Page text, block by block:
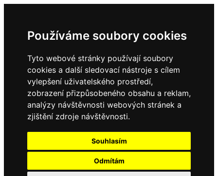
Používáme soubory cookies
Tyto webové stránky používají soubory
cookies a další sledovací nástroje s cílem
vylepšení uživatelského prostředí,
zobrazení přizpůsobeného obsahu a reklam,
analýzy návštěvnosti webových stránek a
zjištění zdroje návštěvnosti.
Souhlasím
Odmítám